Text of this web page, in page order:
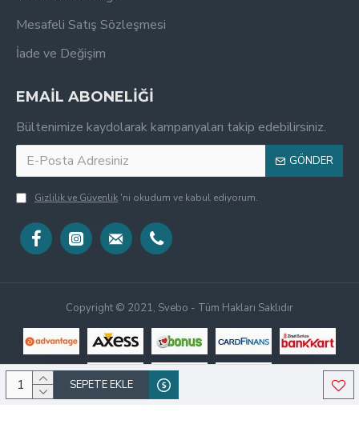
SEPETE EKLE
Mesafeli Satış Sözleşmesi
İade ve Değişim
EMAİL ABONELİĞİ
Bültenimize kaydolarak kampanyaları takip edebilirsiniz.
GÖNDER
Gizlilik ve Güvenlik 'ni okudum ve kabul ediyorum.
Copyright © 2021, Svebo - Tüm Hakları Saklıdır